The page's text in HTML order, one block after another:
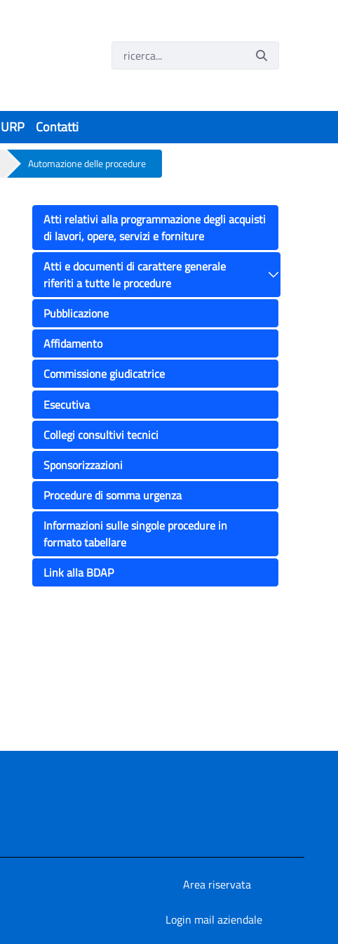
URP Contatti
Automazione delle procedure
Atti relativi alla programmazione degli acquisti
di lavori, opere, servizi e forniture
Atti e documenti di carattere generale
riferiti a tutte le procedure
Pubblicazione
Affidamento
Commissione giudicatrice
Esecutiva
Collegi consultivi tecnici
Sponsorizzazioni
Procedure di somma urgenza
Informazioni sulle singole procedure in
formato tabellare
Link alla BDAP
Area riservata
Login mail aziendale